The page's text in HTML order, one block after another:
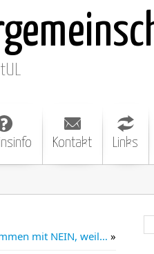
Kontakt Links
mit NEIN, weil… »